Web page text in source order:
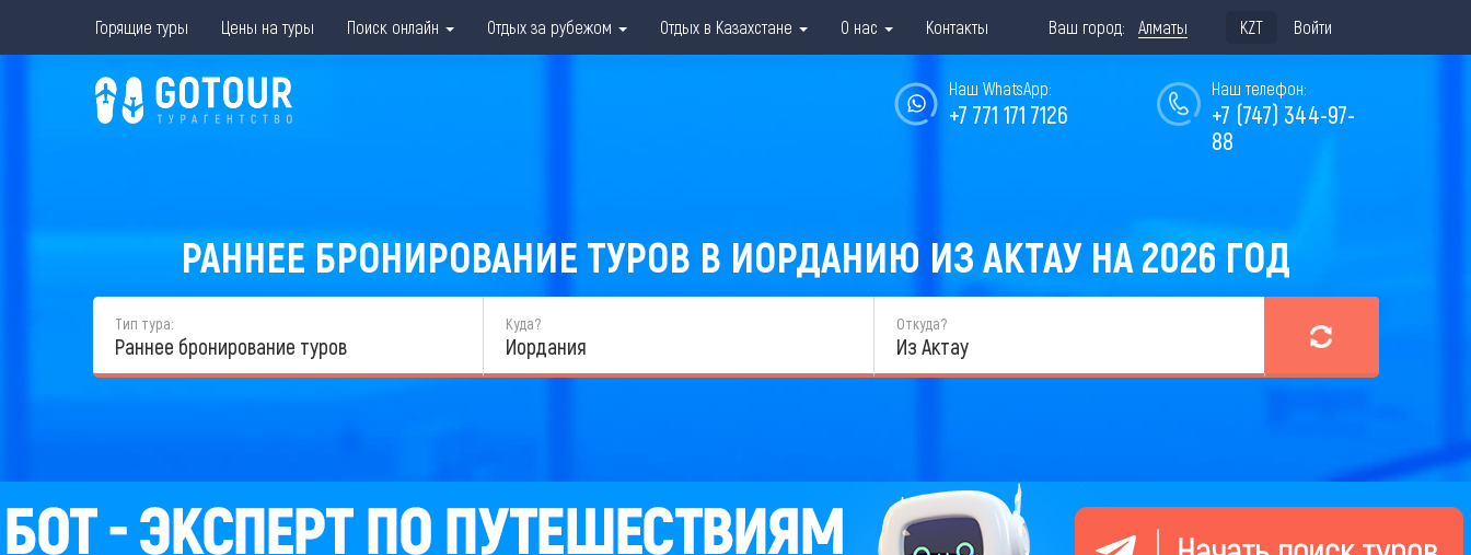
Горящие туры Цены на туры Поиск онлайн Отдых за рубежом Отдых в Казахстане О нас Контакты Ваш город: Алматы KZT Войти
Наш телефон:
+7 (747) 344-97-
88
Наш WhatsApp:
+7 771 171 7126
РАННЕЕ БРОНИРОВАНИЕ ТУРОВ В ИОРДАНИЮ ИЗ АКТАУ НА 2026 ГОД
Тип тура:
Раннее бронирование туров
Куда?
Иордания
Откуда?
Из Актау